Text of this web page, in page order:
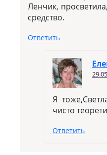
Ленчик,
средство.
Ответить
Я
чисто
Ответить